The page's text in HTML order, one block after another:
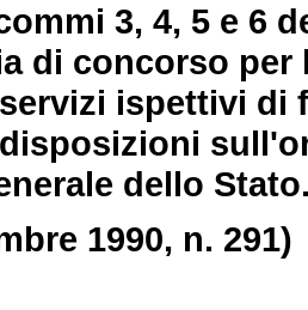
3, 4, 5 e 6
di concorso
ispettivi di
dello
1990, n. 291)